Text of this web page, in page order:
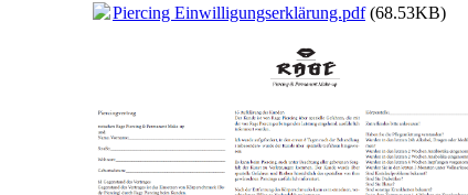
Piercing Einwilligungserklärung.pdf(68.53KB)